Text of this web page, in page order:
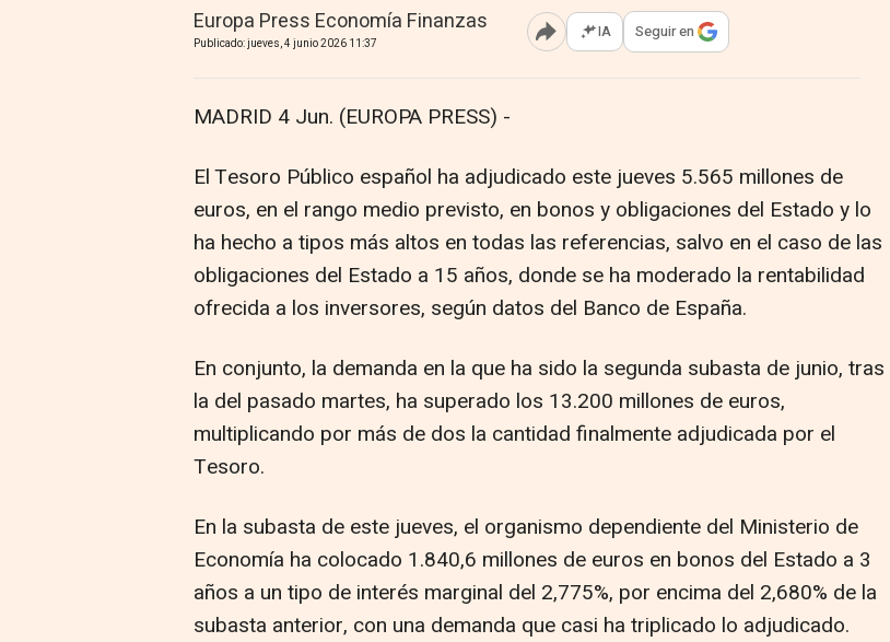
Europa Press Economía Finanzas
Publicado: jueves, 4 junio 2026 11:37 Abrir opciones para compartir
IA Seguir en
MADRID 4 Jun. (EUROPA PRESS) -
El Tesoro Público español ha adjudicado este jueves 5.565 millones de
euros, en el rango medio previsto, en bonos y obligaciones del Estado y lo
ha hecho a tipos más altos en todas las referencias, salvo en el caso de las
obligaciones del Estado a 15 años, donde se ha moderado la rentabilidad
ofrecida a los inversores, según datos del Banco de España.
En conjunto, la demanda en la que ha sido la segunda subasta de junio, tras
la del pasado martes, ha superado los 13.200 millones de euros,
multiplicando por más de dos la cantidad finalmente adjudicada por el
Tesoro.
En la subasta de este jueves, el organismo dependiente del Ministerio de
Economía ha colocado 1.840,6 millones de euros en bonos del Estado a 3
años a un tipo de interés marginal del 2,775%, por encima del 2,680% de la
subasta anterior, con una demanda que casi ha triplicado lo adjudicado.